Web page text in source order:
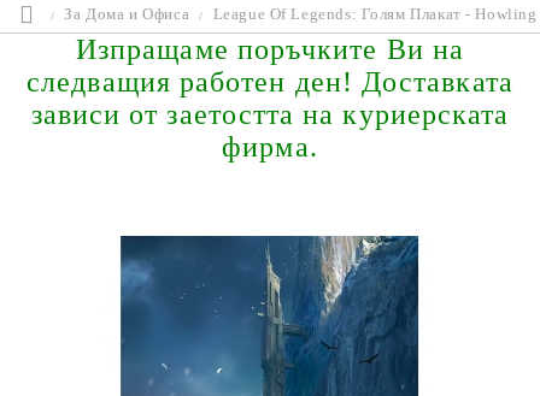
За Дома и Офиса League Of Legends: Голям Плакат - Howling
Изпращаме поръчките Ви на
следващия работен ден! Доставката
зависи от заетостта на куриерската
фирма.